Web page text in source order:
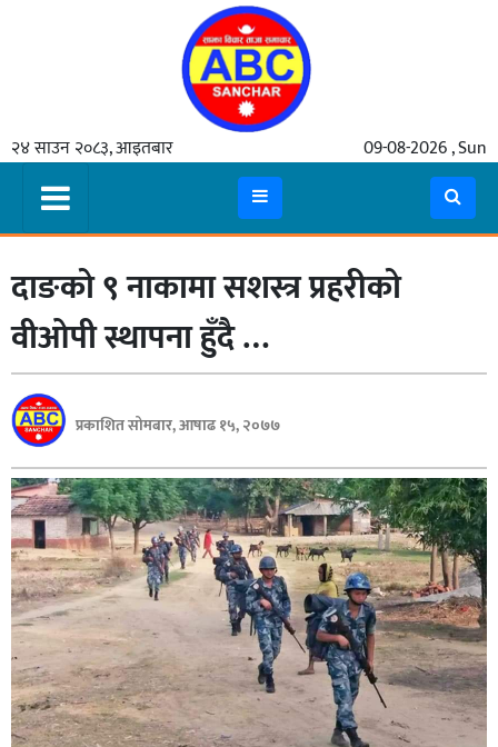
२४ साउन २०८३, आइतबार 09-08-2026 , Sun
समाचार
मुख्य
समाचार
कुटनीती
अर्थ
रसरङ्ग
यौन/
स्वास्थ्य
भिडियो
बिशेष
भिडियो
पत्रपत्रिका
खेलकुद
बिश्व
दाङको ९ नाकामा सशस्त्र प्रहरीको
वीओपी स्थापना हुँदै …
प्रकाशित सोमबार, आषाढ १५, २०७७